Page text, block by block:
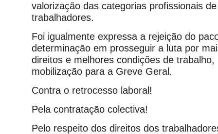
valorização das categorias profissionais
trabalhadores.
Foi igualmente expressa a rejeição do
determinação em prosseguir a luta por
direitos e melhores condições de
mobilização para a Greve Geral.
Contra o retrocesso laboral!
Pela contratação colectiva!
Pelo respeito dos direitos dos